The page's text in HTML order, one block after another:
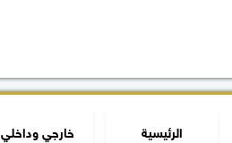
الرئيسية خارجي وداخلي